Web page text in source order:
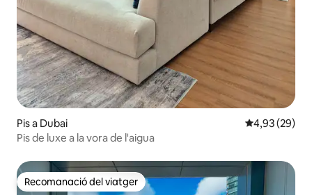
Pis a Dubai 4,93 de
4,93 (29)
Pis de luxe a la vora de l'aigua
Recomanació del viatger
Recomanació del viatger